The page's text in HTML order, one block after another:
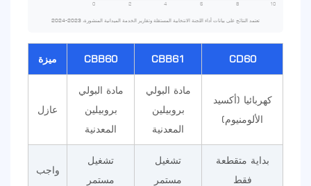
0 2 4 6 8 10
تعتمد النتائج على بيانات أداء اللجنة الانتخابية المستقلة وتقارير الخدمة الميدانية المنشورة، 2023-2024
ميزة CBB60 CBB61 CD60
عازل
مادة البولي
بروبيلين
المعدنية
مادة البولي
بروبيلين
المعدنية
كهربائيا (أكسيد
الألومنيوم)
واجب
تشغيل
مستمر
تشغيل
مستمر
بداية متقطعة
فقط